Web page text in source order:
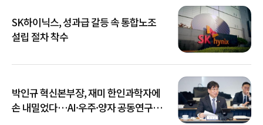
SK하이닉스, 성과급 갈등 속 통합노조
설립 절차 착수
박인규 혁신본부장, 재미 한인과학자에
손 내밀었다…AI·우주·양자 공동연구